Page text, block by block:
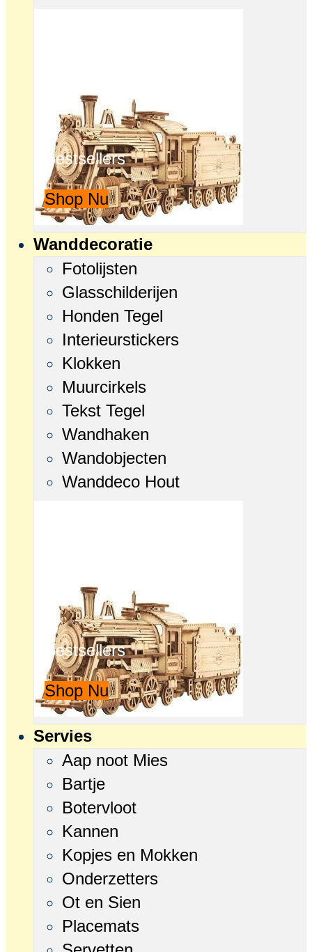
Bestsellers
Shop Nu
Wanddecoratie
Fotolijsten
Glasschilderijen
Honden Tegel
Interieurstickers
Klokken
Muurcirkels
Tekst Tegel
Wandhaken
Wandobjecten
Wanddeco Hout
Bestsellers
Shop Nu
Servies
Aap noot Mies
Bartje
Botervloot
Kannen
Kopjes en Mokken
Onderzetters
Ot en Sien
Placemats